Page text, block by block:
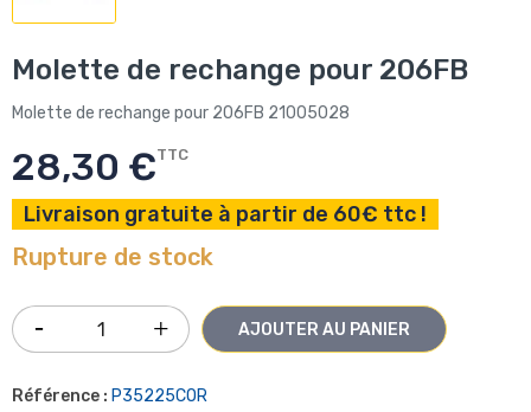
Molette de rechange pour 206FB
Molette de rechange pour 206FB 21005028
28,30 €TTC
Livraison gratuite à partir de 60€ ttc !
Rupture de stock
AJOUTER AU PANIER
Référence : P35225COR